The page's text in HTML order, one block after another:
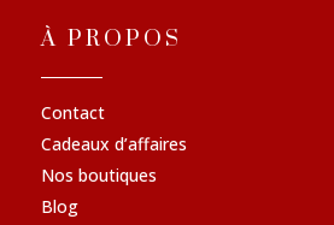
À PROPOS
Contact
Cadeaux d’affaires
Nos boutiques
Blog